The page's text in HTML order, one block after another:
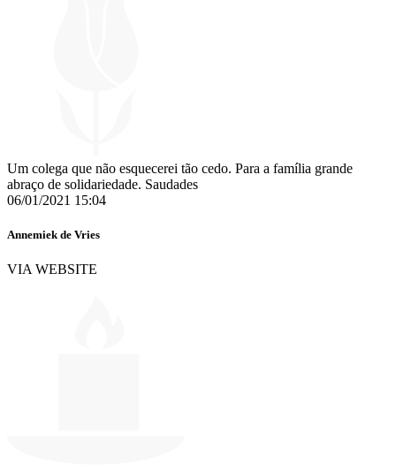
Um colega que não esquecerei tão cedo. Para a família grande
abraço de solidariedade. Saudades
06/01/2021 15:04
Annemiek de Vries
VIA WEBSITE